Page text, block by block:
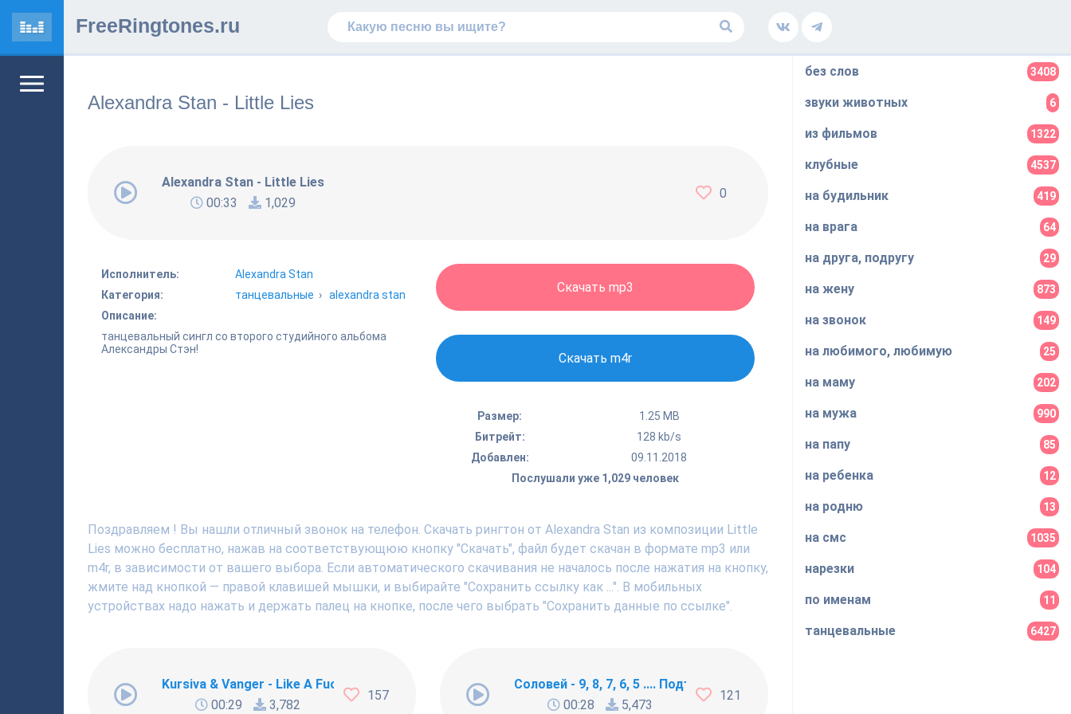
FreeRingtones.ru
Alexandra Stan - Little Lies
Alexandra Stan - Little Lies
00:33
1,029
0
Исполнитель:
Alexandra Stan
Категория:
танцевальные › alexandra stan
Описание:
танцевальный сингл со второго студийного альбома
Александры Стэн!
Скачать mp3
Скачать m4r
Размер:
1.25 MB
Битрейт:
128 kb/s
Добавлен:
09.11.2018
Послушали уже 1,029 человек
Поздравляем ! Вы нашли отличный звонок на телефон. Скачать рингтон от Alexandra Stan из композиции Little
Lies можно бесплатно, нажав на соответствующюю кнопку "Скачать", файл будет скачан в формате mp3 или
m4r, в зависимости от вашего выбора. Если автоматического скачивания не началось после нажатия на кнопку,
жмите над кнопкой — правой клавишей мышки, и выбирайте "Сохранить ссылку как ...". В мобильных
устройствах надо нажать и держать палец на кнопке, после чего выбрать "Сохранить данные по ссылке".
Kursiva & Vanger - Like A Fucking Newbie
00:29
3,782
157
Соловей - 9, 8, 7, 6, 5 .... Подъём !!!
00:28
5,473
121
без слов 3408
звуки животных 6
из фильмов 1322
клубные 4537
на будильник 419
на врага 64
на друга, подругу 29
на жену 873
на звонок 149
на любимого, любимую 25
на маму 202
на мужа 990
на папу 85
на ребенка 12
на родню 13
на смс 1035
нарезки 104
по именам 11
танцевальные 6427